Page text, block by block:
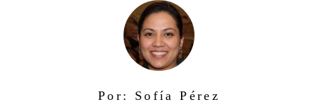
Por: Sofía Pérez